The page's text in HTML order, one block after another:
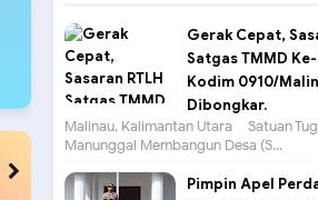
Gerak Cepat,
Satgas TMMD
Kodim 0910/
Dibongkar.
Malinau, Kalimantan Utara – Satuan
Manunggal Membangun Desa (S...
Pimpin Apel